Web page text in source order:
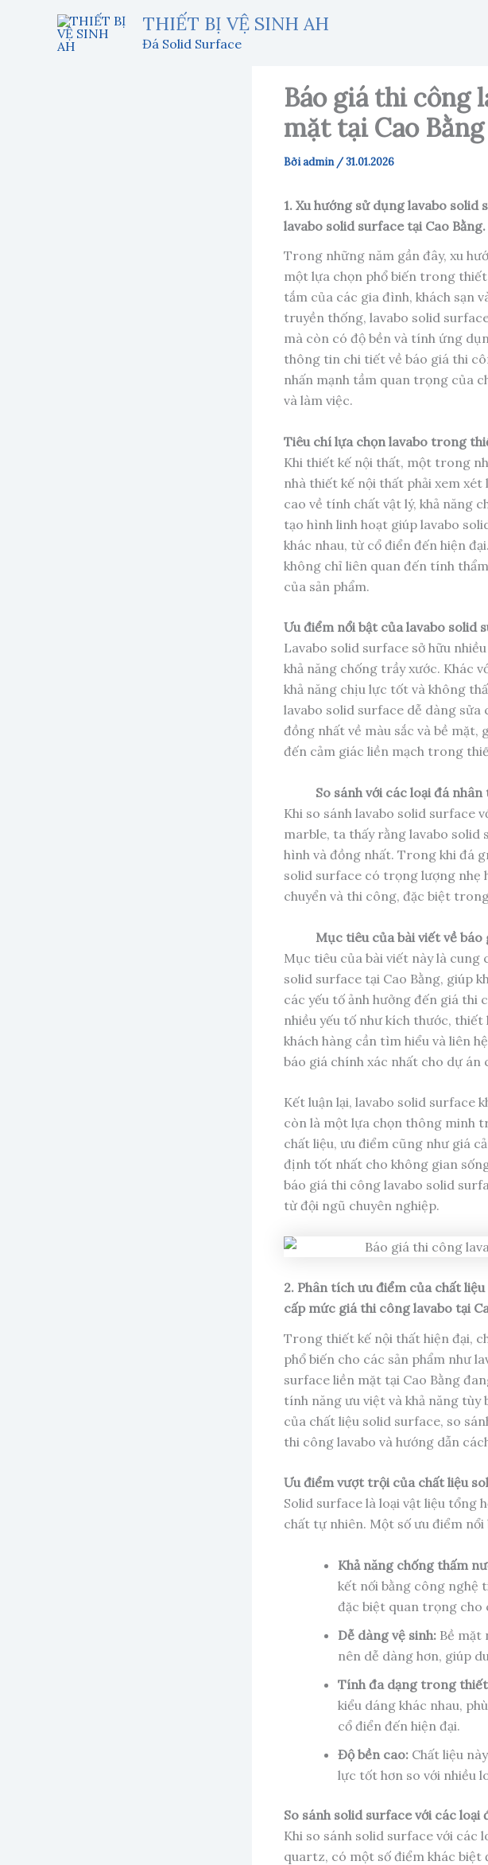
THIẾT BỊ VỆ SINH AH
Đá Solid Surface
Báo giá thi công
mặt tại Cao Bằng
Bởiadmin /31.01.2026
1. Xu hướng sử dụng lavabo
lavabo solid surface tại Cao Bằng.
Trong những năm gần đây, xu
một lựa chọn phổ biến trong
tắm của các gia đình, khách sạn
truyền thống, lavabo solid
mà còn có độ bền và tính ứng
thông tin chi tiết về báo giá thi
nhấn mạnh tầm quan trọng của
và làm việc.
Tiêu chí lựa chọn lavabo trong
Khi thiết kế nội thất, một trong
nhà thiết kế nội thất phải xem
cao về tính chất vật lý, khả năng
tạo hình linh hoạt giúp lavabo
khác nhau, từ cổ điển đến hiện
không chỉ liên quan đến tính
của sản phẩm.
Ưu điểm nổi bật của lavabo solid
Lavabo solid surface sở hữu
khả năng chống trầy xước. Khác
khả năng chịu lực tốt và không
lavabo solid surface dễ dàng
đồng nhất về màu sắc và bề
đến cảm giác liền mạch trong
So sánh với các loại đá nhân
Khi so sánh lavabo solid surface
marble, ta thấy rằng lavabo solid
hình và đồng nhất. Trong khi đá
solid surface có trọng lượng nhẹ
chuyển và thi công, đặc biệt
Mục tiêu của bài viết về
Mục tiêu của bài viết này là
solid surface tại Cao Bằng, giúp
các yếu tố ảnh hưởng đến giá thi
nhiều yếu tố như kích thước,
khách hàng cần tìm hiểu và liên
báo giá chính xác nhất cho dự án
Kết luận lại, lavabo solid surface
còn là một lựa chọn thông minh
chất liệu, ưu điểm cũng như giá
định tốt nhất cho không gian
báo giá thi công lavabo solid
từ đội ngũ chuyên nghiệp.
2. Phân tích ưu điểm của chất
cấp mức giá thi công lavabo tại
Trong thiết kế nội thất hiện đại,
phổ biến cho các sản phẩm như
surface liền mặt tại Cao Bằng
tính năng ưu việt và khả năng tùy
của chất liệu solid surface, so
thi công lavabo và hướng dẫn
Ưu điểm vượt trội của chất liệu
Solid surface là loại vật liệu tổng
chất tự nhiên. Một số ưu điểm
Khả năng chống thấm
kết nối bằng công nghệ
đặc biệt quan trọng cho
Dễ dàng vệ sinh: Bề mặt
nên dễ dàng hơn, giúp
Tính đa dạng trong
kiểu dáng khác nhau,
cổ điển đến hiện đại.
Độ bền cao: Chất liệu
lực tốt hơn so với nhiều
So sánh solid surface với các loại
Khi so sánh solid surface với các
quartz, có một số điểm khác biệt